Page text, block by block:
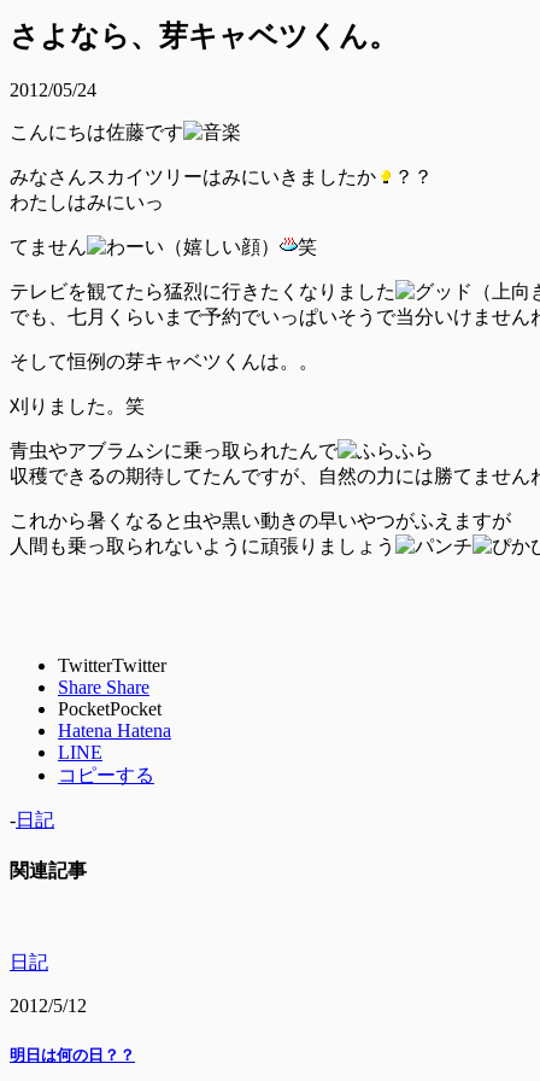
さよなら、芽キャベツくん。
2012/05/24
こんにちは佐藤です
みなさんスカイツリーはみにいきましたか
？？
わたしはみにいっ
てません 笑
テレビを観てたら猛烈に行きたくなりました
でも、七月くらいまで予約でいっぱいそうで当分いけません
そして恒例の芽キャベツくんは。。
刈りました。笑
青虫やアブラムシに乗っ取られたんで
収穫できるの期待してたんですが、自然の力には勝てません
これから暑くなると虫や黒い動きの早いやつがふえますが
人間も乗っ取られないように頑張りましょう
TwitterTwitter
Share Share
PocketPocket
Hatena Hatena
LINE
コピーする
-日記
関連記事
日記
2012/5/12
明日は何の日？？